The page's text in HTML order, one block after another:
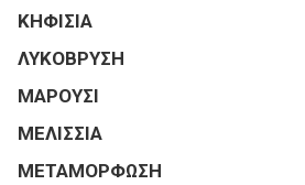
ΚΗΦΙΣΙΑ
ΛΥΚΟΒΡΥΣΗ
ΜΑΡΟΥΣΙ
ΜΕΛΙΣΣΙΑ
ΜΕΤΑΜΟΡΦΩΣΗ